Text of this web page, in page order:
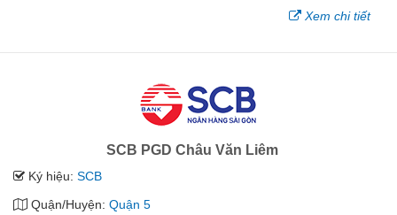
Xem chi tiết
SCB PGD Châu Văn Liêm
Ký hiệu: SCB
Quận/Huyện: Quận 5